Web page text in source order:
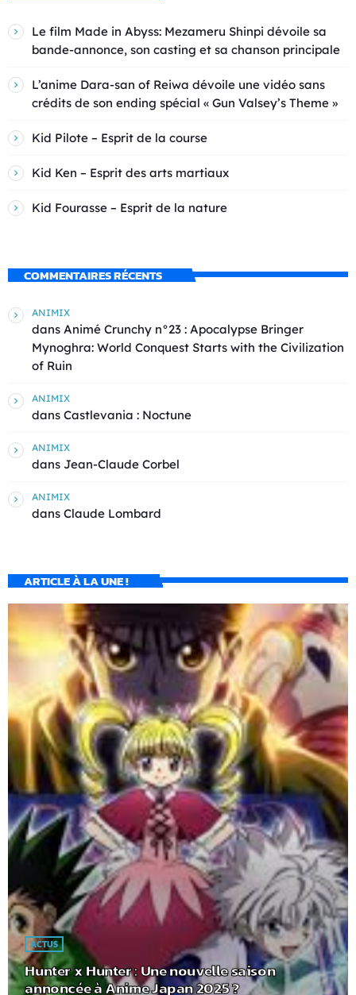
Le film Made in Abyss: Mezameru Shinpi dévoile sa
bande-annonce, son casting et sa chanson principale
L’anime Dara-san of Reiwa dévoile une vidéo sans
crédits de son ending spécial « Gun Valsey’s Theme »
Kid Pilote – Esprit de la course
Kid Ken – Esprit des arts martiaux
Kid Fourasse – Esprit de la nature
COMMENTAIRES RÉCENTS
ANIMIX
dans Animé Crunchy n°23 : Apocalypse Bringer
Mynoghra: World Conquest Starts with the Civilization
of Ruin
ANIMIX
dans Castlevania : Noctune
ANIMIX
dans Jean-Claude Corbel
ANIMIX
dans Claude Lombard
ARTICLE À LA UNE !
ACTUS
Hunter x Hunter : Une nouvelle saison
annoncée à Anime Japan 2025 ?